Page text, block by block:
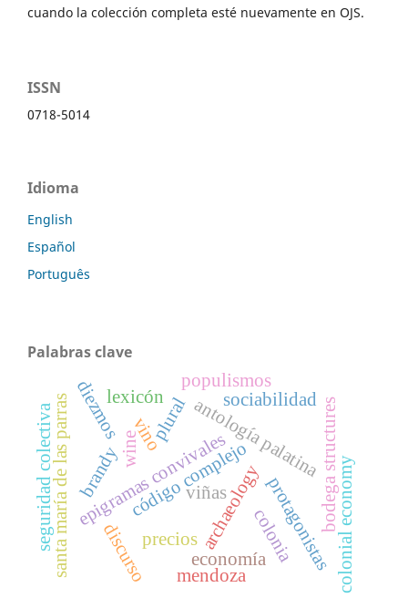
cuando la colección completa esté nuevamente en OJS.
ISSN
0718-5014
Idioma
English
Español
Português
Palabras clave
epigramas convivalesantología palatina
vino
código complejo
plural
wine
brandy bodega structurescolonial economy
archaeologycolonia
precios
economía
santa maría de las parrasdiezmos
mendoza
protagonistas
viñas
discurso
lexicón sociabilidad
seguridad colectiva
populismos